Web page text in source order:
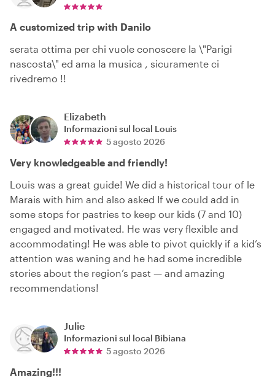
A customized trip with Danilo
serata ottima per chi vuole conoscere la \"Parigi
nascosta\" ed ama la musica , sicuramente ci
rivedremo !!
Elizabeth
Informazioni sul local Louis
5 agosto 2026
Very knowledgeable and friendly!
Louis was a great guide! We did a historical tour of le
Marais with him and also asked If we could add in
some stops for pastries to keep our kids (7 and 10)
engaged and motivated. He was very flexible and
accommodating! He was able to pivot quickly if a kid’s
attention was waning and he had some incredible
stories about the region’s past — and amazing
recommendations!
Julie
Informazioni sul local Bibiana
5 agosto 2026
Amazing!!!